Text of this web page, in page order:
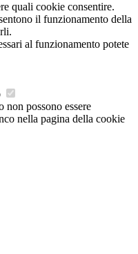
quali cookie consentire.
il funzionamento della
al funzionamento potete
non possono essere
nella pagina della cookie